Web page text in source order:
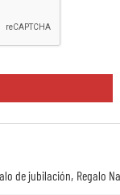
de jubilación Regalo